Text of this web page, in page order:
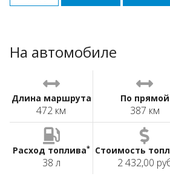
На автомобиле
Длина маршрута
472 км
По прямой
387 км
Расход топлива*
38 л
Стоимость
2 432,00